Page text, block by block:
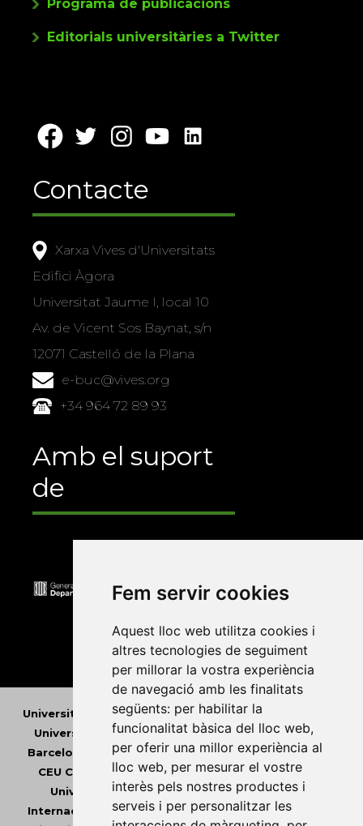
Fem servir cookies
Aquest lloc web utilitza cookies i
altres tecnologies de seguiment
per millorar la vostra experiència
de navegació amb les finalitats
següents: per habilitar la
funcionalitat bàsica del lloc web,
per oferir una millor experiència al
lloc web, per mesurar el vostre
interès pels nostres productes i
serveis i per personalitzar les
Programa de publicacions
Editorials universitàries a Twitter
Contacte
Xarxa Vives d'Universitats
Edifici Àgora
Universitat Jaume I, local 10
Av. de Vicent Sos Baynat, s/n
12071 Castelló de la Plana
e-buc@vives.org
+34 964 72 89 93
Amb el suport
de
Universitat Abat Oliba CEU•Universitat d'Alacant
Universitat d'Andorra•Universitat Autònoma de
Barcelona
Universitat de Barcelona• Universitat
CEU Cardenal Herrera•Universitat de Girona
Universitat de les Illes Balears•Universitat
Internacional de Catalunya •Universitat Jaume I